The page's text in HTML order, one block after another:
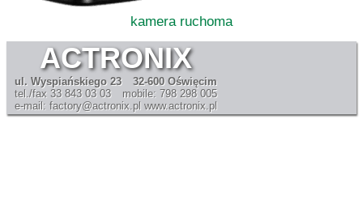
kamera ruchoma
ACTRONIX
ul. Wyspiańskiego 23
tel./fax 33 843 03 03
e-mail: factory@actronix.pl
32-600 Oświęcim
mobile: 798 298 005
www.actronix.pl